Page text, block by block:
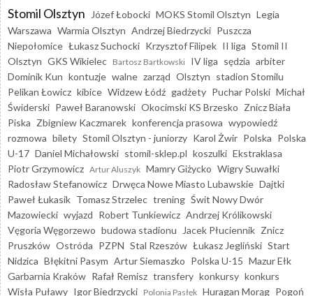
Stomil Olsztyn Józef Łobocki MOKS Stomil Olsztyn Legia
Warszawa Warmia Olsztyn Andrzej Biedrzycki Puszcza
Niepołomice Łukasz Suchocki Krzysztof Filipek II liga Stomil II
Olsztyn GKS Wikielec Bartosz Bartkowski IV liga sędzia arbiter
Dominik Kun kontuzje walne zarząd Olsztyn stadion Stomilu
Pelikan Łowicz kibice Widzew Łódź gadżety Puchar Polski Michał
Świderski Paweł Baranowski Okocimski KS Brzesko Znicz Biała
Piska Zbigniew Kaczmarek konferencja prasowa wypowiedź
rozmowa bilety Stomil Olsztyn - juniorzy Karol Żwir Polska Polska
U-17 Daniel Michałowski stomil-sklep.pl koszulki Ekstraklasa
Piotr Grzymowicz Artur Aluszyk Mamry Giżycko Wigry Suwałki
Radosław Stefanowicz Drwęca Nowe Miasto Lubawskie Dajtki
Paweł Łukasik Tomasz Strzelec trening Świt Nowy Dwór
Mazowiecki wyjazd Robert Tunkiewicz Andrzej Królikowski
Vęgoria Węgorzewo budowa stadionu Jacek Płuciennik Znicz
Pruszków Ostróda PZPN Stal Rzeszów Łukasz Jegliński Start
Nidzica Błękitni Pasym Artur Siemaszko Polska U-15 Mazur Ełk
Garbarnia Kraków Rafał Remisz transfery konkursy konkurs
Wisła Puławy Igor Biedrzycki Polonia Pasłęk Huragan Morąg Pogoń